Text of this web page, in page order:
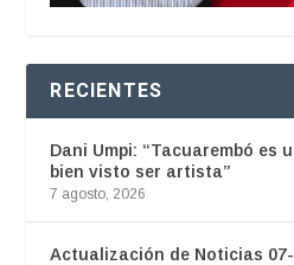
RECIENTES
Dani Umpi: “Tacuarembó es
bien visto ser artista”
7 agosto, 2026
Actualización de Noticias